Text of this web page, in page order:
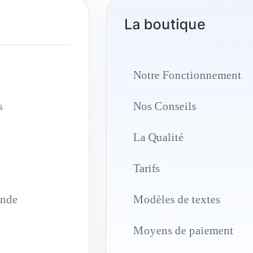
La boutique
Notre Fonctionnement
Nos Conseils
La Qualité
Tarifs
Modèles de textes
Moyens de paiement